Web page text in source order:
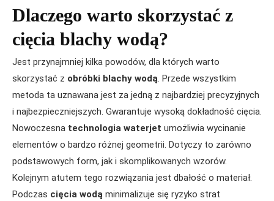
Dlaczego warto skorzystać z
cięcia blachy wodą?
Jest przynajmniej kilka powodów, dla których warto
skorzystać z obróbki blachy wodą. Przede wszystkim
metoda ta uznawana jest za jedną z najbardziej precyzyjnych
i najbezpieczniejszych. Gwarantuje wysoką dokładność cięcia.
Nowoczesna technologia waterjet umożliwia wycinanie
elementów o bardzo różnej geometrii. Dotyczy to zarówno
podstawowych form, jak i skomplikowanych wzorów.
Kolejnym atutem tego rozwiązania jest dbałość o materiał.
Podczas cięcia wodą minimalizuje się ryzyko strat